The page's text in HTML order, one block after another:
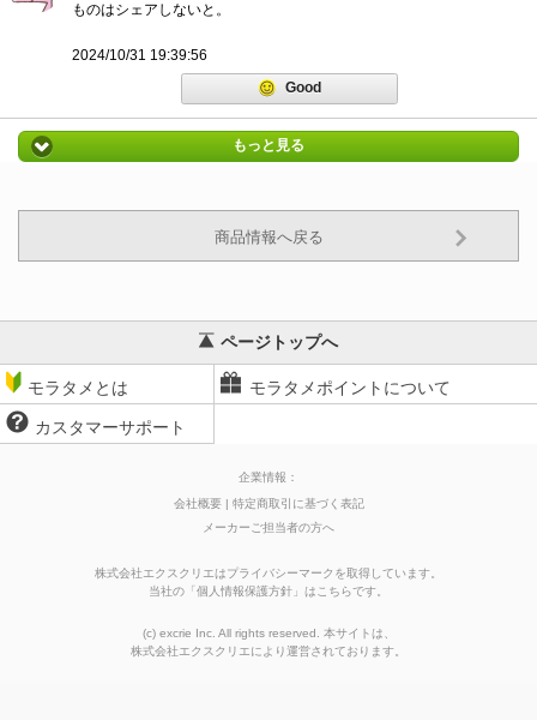
ものはシェアしないと。
2024/10/31 19:39:56
Good
もっと見る
商品情報へ戻る
ページトップへ
モラタメとは モラタメポイントについて
カスタマーサポート
企業情報：
会社概要
特定商取引に基づく表記
メーカーご担当者の方へ
株式会社エクスクリエはプライバシーマークを取得しています。
当社の 「個人情報保護方針 」はこちらです。
(c) excrie Inc. All rights reserved. 本サイトは、
株式会社エクスクリエにより運営されております。